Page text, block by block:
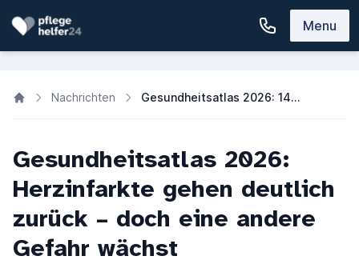
Menu
Nachrichten Gesundheitsatlas 2026: 14 % weniger Herzinfarkte in Deutschland
Gesundheitsatlas 2026:
Herzinfarkte gehen deutlich
zurück – doch eine andere
Gefahr wächst